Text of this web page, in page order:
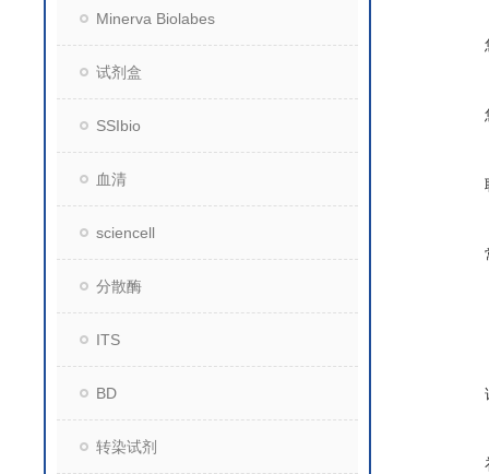
Minerva Biolabes
试剂盒
SSIbio
血清
sciencell
分散酶
ITS
BD
转染试剂